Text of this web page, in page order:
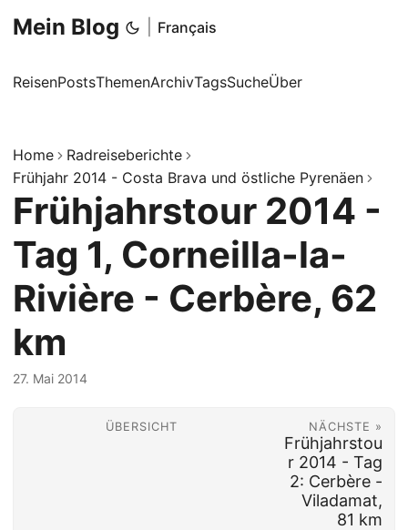
Mein Blog Français
ReisenPostsThemenArchivTagsSucheÜber
Home
Radreiseberichte
Frühjahr 2014 - Costa Brava und östliche Pyrenäen
Frühjahrstour 2014 -
Tag 1, Corneilla-la-
Rivière - Cerbère, 62
km
27. Mai 2014
ÜBERSICHT NÄCHSTE »
Frühjahrstou
r 2014 - Tag
2: Cerbère -
Viladamat,
81 km